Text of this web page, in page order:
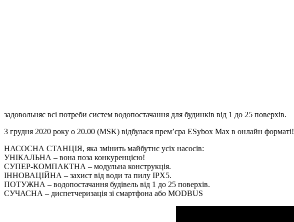
задовольняє всі потреби систем водопостачання для будинків від 1 до 25 поверхів.
3 грудня 2020 року о 20.00 (MSK) відбулася прем’єра ESybox Max в онлайн форматі!
НАСОСНА СТАНЦІЯ, яка змінить майбутнє усіх насосів:
УНІКАЛЬНА – вона поза конкуренцією!
СУПЕР-КОМПАКТНА – модульна конструкція.
ІННОВАЦІЙНА – захист від води та пилу IPX5.
ПОТУЖНА – водопостачання будівель від 1 до 25 поверхів.
СУЧАСНА – диспетчеризація зі смартфона або MODBUS